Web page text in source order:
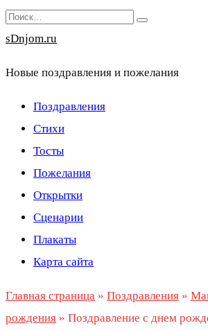
Перейти
к
Search
for:
sDnjom.ru
Новые поздравления и пожелания
Поздравления
Стихи
Тосты
Пожелания
Открытки
Сценарии
Плакаты
Карта сайта
Главная страница » Поздравления »
рождения » Поздравление с днем